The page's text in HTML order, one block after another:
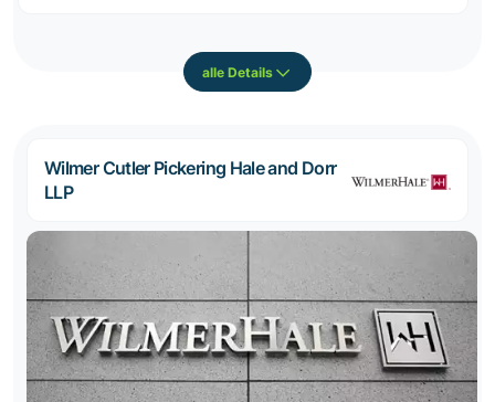
alle Details
Wilmer Cutler Pickering Hale and Dorr
LLP